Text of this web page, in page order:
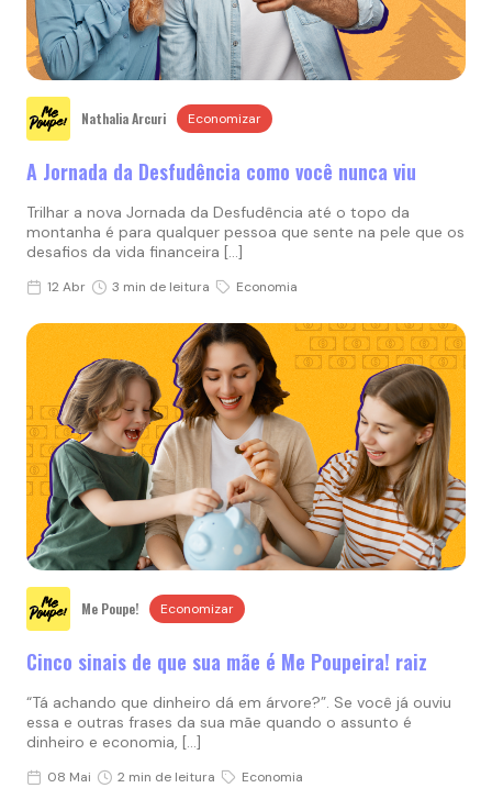
Nathalia Arcuri Economizar
A Jornada da Desfudência como você nunca viu
Trilhar a nova Jornada da Desfudência até o topo da
montanha é para qualquer pessoa que sente na pele que os
desafios da vida financeira […]
12 Abr 3 min de leitura Economia
Me Poupe! Economizar
Cinco sinais de que sua mãe é Me Poupeira! raiz
“Tá achando que dinheiro dá em árvore?”. Se você já ouviu
essa e outras frases da sua mãe quando o assunto é
dinheiro e economia, […]
08 Mai 2 min de leitura Economia